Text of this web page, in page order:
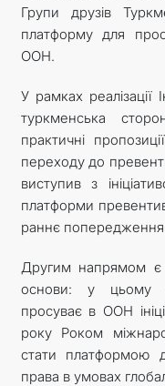
Групи друзів
платформу для
ООН.
У рамках реалізації
туркменська
практичні
переходу до
виступив з
платформи
раннє попередження
Другим напрямом є
основи: у цьому
просуває в ООН
року Роком
стати платформою
права в умовах